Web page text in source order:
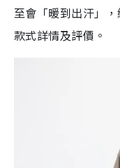
至會「暖到出汗」
款式詳情及評價。